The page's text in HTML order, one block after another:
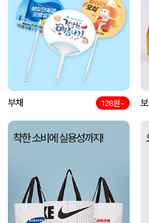
전OO [26년 설]CJ 스
김OO 접이식 장바구니
담OO
노OO
노OO
부채 128원~
착한 소비에 실용성까지!